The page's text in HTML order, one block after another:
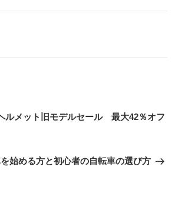
ルメット旧モデルセール 最大42％オフ
始める方と初心者の自転車の選び方